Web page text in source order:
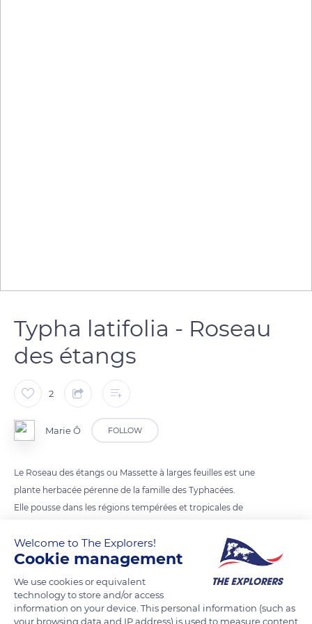
Typha latifolia - Roseau
des étangs
2
Marie Ô FOLLOW
Le Roseau des étangs ou Massette à larges feuilles est une
plante herbacée pérenne de la famille des Typhacées.
Elle pousse dans les régions tempérées et tropicales de
des étendues d’eau douce.
Elle mesure entre 1 mètre et 2, 50 mètres de haut et ses
feuilles mesurent 1 à 2 centimètres de large.
Sa période de floraison a lieu de juillet à septembre. Son
inflorescence est un épi simple.
Welcome to The Explorers!
Cookie management
We use cookies or equivalent
technology to store and/or access
information on your device. This personal information (such as
your browsing data and IP address) is used to measure content